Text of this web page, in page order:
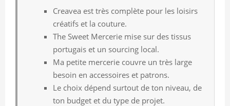
Creavea est très complète pour les loisirs
créatifs et la couture.
The Sweet Mercerie mise sur des tissus
portugais et un sourcing local.
Ma petite mercerie couvre un très large
besoin en accessoires et patrons.
Le choix dépend surtout de ton niveau, de
ton budget et du type de projet.